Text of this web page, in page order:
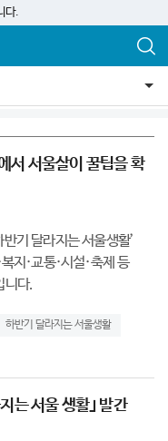
다.
서 서울살이 꿀팁을 확
기 달라지는 서울생활’
니다.
하반기 달라지는 서울생활
는 서울 생활｣ 발간